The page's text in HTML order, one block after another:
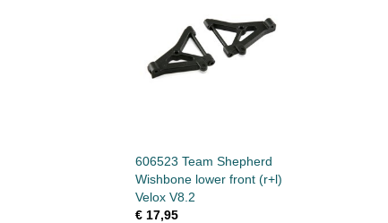
606523 Team Shepherd
Wishbone lower front (r+l)
Velox V8.2
€ 17,95